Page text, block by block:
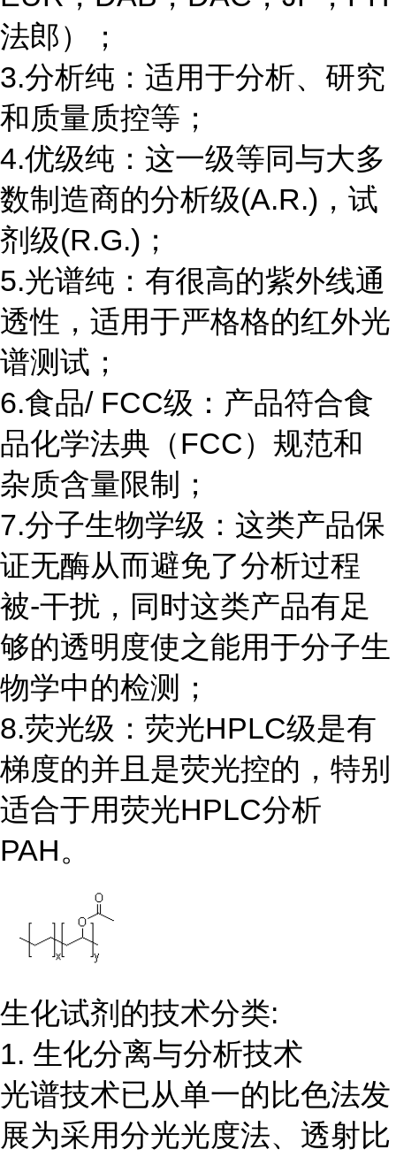
法郎）；
3.分析纯：适用于分析、研究
和质量质控等；
4.优级纯：这一级等同与大多
数制造商的分析级(A.R.)，试
剂级(R.G.)；
5.光谱纯：有很高的紫外线通
透性，适用于严格格的红外光
谱测试；
6.食品/ FCC级：产品符合食
品化学法典（FCC）规范和
杂质含量限制；
7.分子生物学级：这类产品保
证无酶从而避免了分析过程
被-干扰，同时这类产品有足
够的透明度使之能用于分子生
物学中的检测；
8.荧光级：荧光HPLC级是有
梯度的并且是荧光控的，特别
适合于用荧光HPLC分析
PAH。
生化试剂的技术分类:
1. 生化分离与分析技术
光谱技术已从单一的比色法发
展为采用分光光度法、透射比